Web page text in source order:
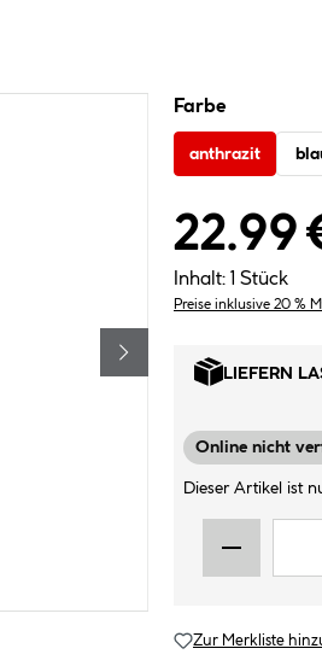
Farbe
anthrazit
22.99
Inhalt: 1 Stück
Preise inklusive 20 %
LIEFERN
Online nicht
Dieser Artikel ist
Zur Merkliste